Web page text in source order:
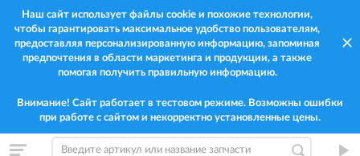
Наш сайт использует файлы cookie и похожие технологии,
чтобы гарантировать максимальное удобство пользователям,
предоставляя персонализированную информацию, запоминая
предпочтения в области маркетинга и продукции, а также
помогая получить правильную информацию.
Внимание! Сайт работает в тестовом режиме. Возможны ошибки
при работе с сайтом и некорректно установленные цены.